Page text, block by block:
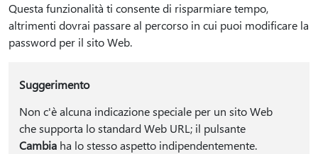
Questa funzionalità ti consente di risparmiare tempo,
altrimenti dovrai passare al percorso in cui puoi modificare la
password per il sito Web.
Suggerimento
Non c'è alcuna indicazione speciale per un sito Web
che supporta lo standard Web URL; il pulsante
Cambiaha lo stesso aspetto indipendentemente.